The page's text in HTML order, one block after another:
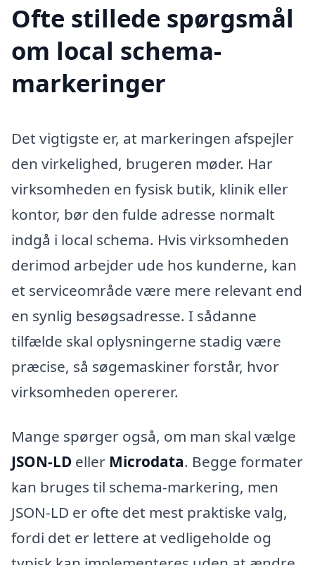
Ofte stillede spørgsmål
om local schema-
markeringer
Det vigtigste er, at markeringen afspejler
den virkelighed, brugeren møder. Har
virksomheden en fysisk butik, klinik eller
kontor, bør den fulde adresse normalt
indgå i local schema. Hvis virksomheden
derimod arbejder ude hos kunderne, kan
et serviceområde være mere relevant end
en synlig besøgsadresse. I sådanne
tilfælde skal oplysningerne stadig være
præcise, så søgemaskiner forstår, hvor
virksomheden opererer.
Mange spørger også, om man skal vælge
JSON-LD eller Microdata. Begge formater
kan bruges til schema-markering, men
JSON-LD er ofte det mest praktiske valg,
fordi det er lettere at vedligeholde og